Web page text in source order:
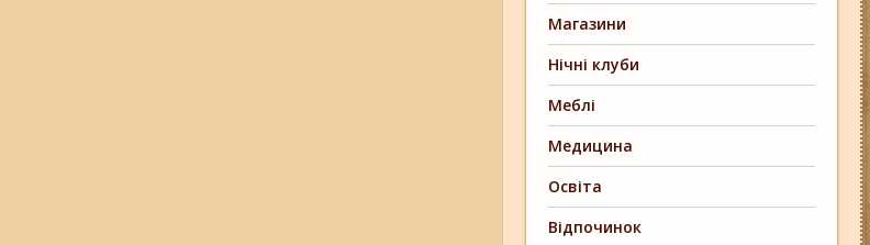
Магазини
Нічні клуби
Меблі
Медицина
Освіта
Відпочинок